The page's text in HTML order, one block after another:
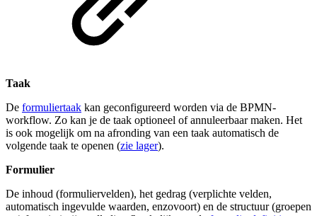
Taak
De formuliertaak kan geconfigureerd worden via de BPMN-
workflow. Zo kan je de taak optioneel of annuleerbaar maken. Het
is ook mogelijk om na afronding van een taak automatisch de
volgende taak te openen (zie lager).
Formulier
De inhoud (formuliervelden), het gedrag (verplichte velden,
automatisch ingevulde waarden, enzovoort) en de structuur (groepen